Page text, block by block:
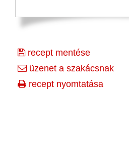
recept mentése
üzenet a szakácsnak
recept nyomtatása